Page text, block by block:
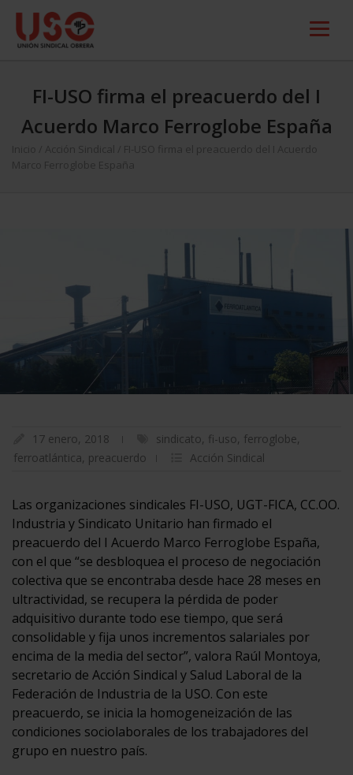
FI-USO firma el preacuerdo del I
Acuerdo Marco Ferroglobe España
Inicio Acción Sindical
FI-USO firma el preacuerdo del I Acuerdo
Marco Ferroglobe España
17 enero, 2018 sindicato, fi-uso, ferroglobe,
ferroatlántica, preacuerdo Acción Sindical
Las organizaciones sindicales FI-USO, UGT-FICA, CC.OO.
Industria y Sindicato Unitario han firmado el
preacuerdo del I Acuerdo Marco Ferroglobe España,
con el que “se desbloquea el proceso de negociación
colectiva que se encontraba desde hace 28 meses en
ultractividad, se recupera la pérdida de poder
adquisitivo durante todo ese tiempo, que será
consolidable y fija unos incrementos salariales por
encima de la media del sector”, valora Raúl Montoya,
secretario de Acción Sindical y Salud Laboral de la
Federación de Industria de la USO. Con este
preacuerdo, se inicia la homogeneización de las
condiciones sociolaborales de los trabajadores del
grupo en nuestro país.